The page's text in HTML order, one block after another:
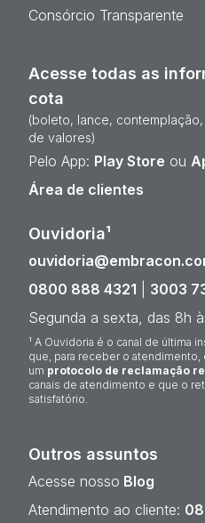
Consórcio Transparente
Acesse todas as
cota
(boleto, lance,
de valores)
Pelo App: Play Store ou
Área de clientes
Ouvidoria¹
0800 888 4321
3003
Segunda a sexta, das 8h
¹ A Ouvidoria é o canal de última
que, para receber o
um protocolo de reclamação
canais de atendimento e que o
satisfatório.
Outros assuntos
Acesse nosso Blog
Atendimento ao cliente: